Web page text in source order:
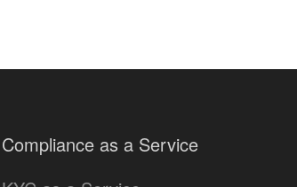
Compliance as a Service